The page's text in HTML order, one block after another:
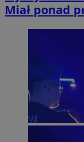
Miał ponad